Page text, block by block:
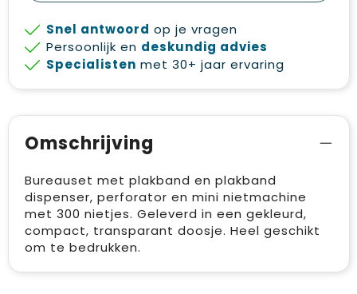
Snel antwoord op je vragen
Persoonlijk en deskundig advies
Specialisten met 30+ jaar ervaring
Omschrijving
Bureauset met plakband en plakband
dispenser, perforator en mini nietmachine
met 300 nietjes. Geleverd in een gekleurd,
compact, transparant doosje. Heel geschikt
om te bedrukken.